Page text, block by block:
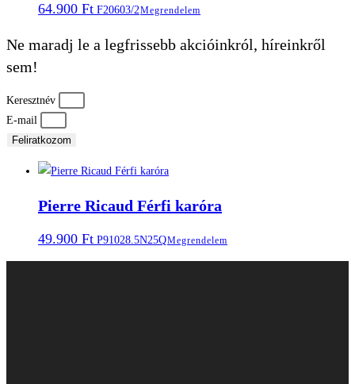
64.900 Ft F20603/2Megrendelem
Ne maradj le a legfrissebb akcióinkról, híreinkről
sem!
Keresztnév
E-mail
Feliratkozom
Pierre Ricaud Férfi karóra
49.900 Ft P91028.5N25QMegrendelem